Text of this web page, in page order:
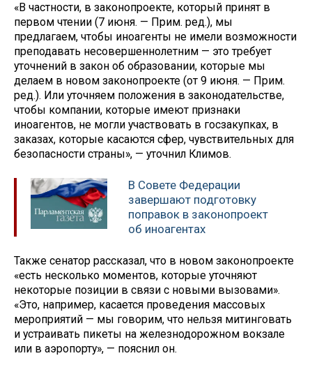
«В частности, в законопроекте, который принят в
первом чтении (7 июня. — Прим. ред.), мы
предлагаем, чтобы иноагенты не имели возможности
преподавать несовершеннолетним — это требует
уточнений в закон об образовании, которые мы
делаем в новом законопроекте (от 9 июня. — Прим.
ред.). Или уточняем положения в законодательстве,
чтобы компании, которые имеют признаки
иноагентов, не могли участвовать в госзакупках, в
заказах, которые касаются сфер, чувствительных для
безопасности страны», — уточнил Климов.
В Совете Федерации
завершают подготовку
поправок в законопроект
об иноагентах
Также сенатор рассказал, что в новом законопроекте
«есть несколько моментов, которые уточняют
некоторые позиции в связи с новыми вызовами».
«Это, например, касается проведения массовых
мероприятий — мы говорим, что нельзя митинговать
и устраивать пикеты на железнодорожном вокзале
или в аэропорту», — пояснил он.